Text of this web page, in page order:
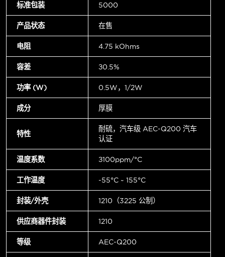
标准包装 5000
产品状态 在售
电阻 4.75 kOhms
容差 ±0.5%
功率 (W) 0.5W，1/2W
成分 厚膜
特性
耐硫，汽车级 AEC-Q200 汽车
认证
温度系数 ±100ppm/°C
工作温度 -55°C ~ 155°C
封装/外壳 1210（3225 公制）
供应商器件封装 1210
等级 AEC-Q200